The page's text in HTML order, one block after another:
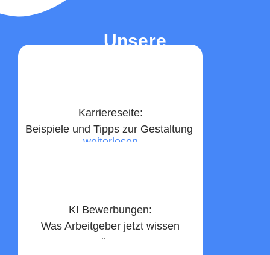
Unsere
Karriereseite:
Beispiele und Tipps zur Gestaltung ​
weiterlesen
KI Bewerbungen:
Was Arbeitgeber jetzt wissen
müssen